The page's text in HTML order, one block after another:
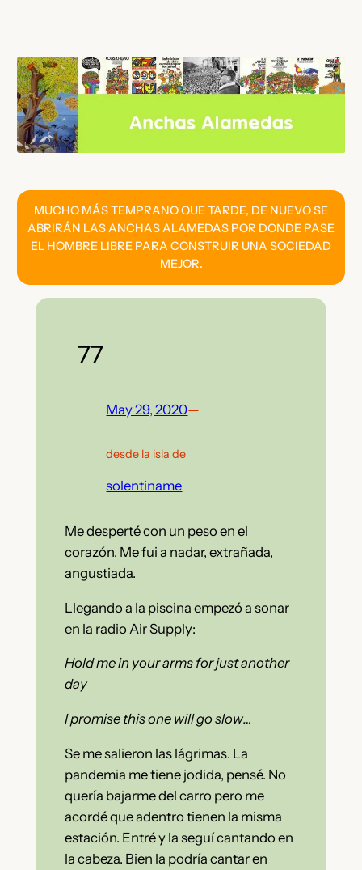
contenido
MUCHO MÁS TEMPRANO QUE TARDE, DE NUEVO SE
ABRIRÁN LAS ANCHAS ALAMEDAS POR DONDE PASE
EL HOMBRE LIBRE PARA CONSTRUIR UNA SOCIEDAD
MEJOR.
77
May 29, 2020—
desde la isla de
solentiname
Me desperté con un peso en el
corazón. Me fui a nadar, extrañada,
angustiada.
Llegando a la piscina empezó a sonar
en la radio Air Supply:
Hold me in your arms for just another
day
I promise this one will go slow…
Se me salieron las lágrimas. La
pandemia me tiene jodida, pensé. No
quería bajarme del carro pero me
acordé que adentro tienen la misma
estación. Entré y la seguí cantando en
la cabeza. Bien la podría cantar en